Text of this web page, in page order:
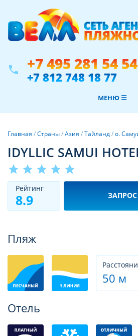
phone +7 495 281 54 54
+7 812 748 18 77
МЕНЮ ☰
Главная /Страны/Азия /Тайланд/о.
IDYLLIC SAMUI
star star star star star
Рeйтинг
8.9
Пляж
50 м
Отель